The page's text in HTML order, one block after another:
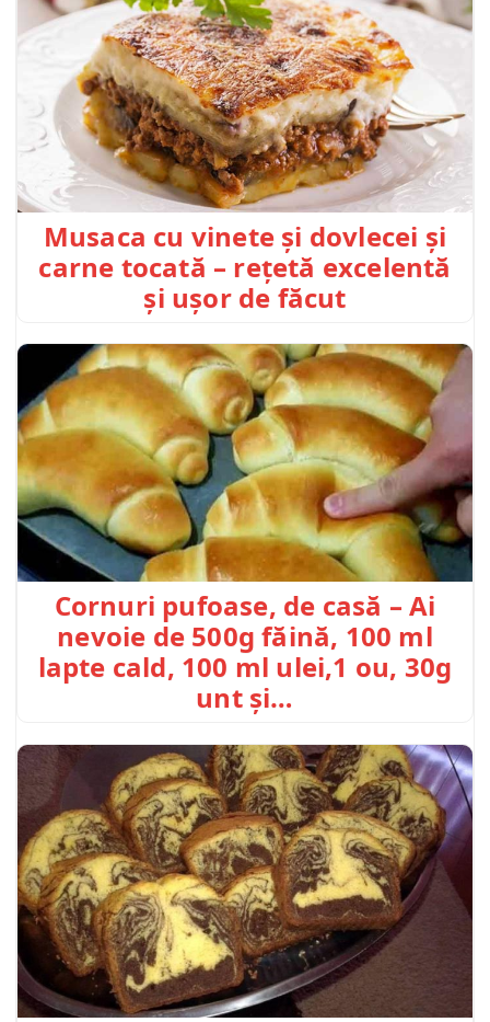
Musaca cu vinete și dovlecei și
carne tocată – rețetă excelentă
și ușor de făcut
Cornuri pufoase, de casă – Ai
nevoie de 500g făină, 100 ml
lapte cald, 100 ml ulei,1 ou, 30g
unt și…